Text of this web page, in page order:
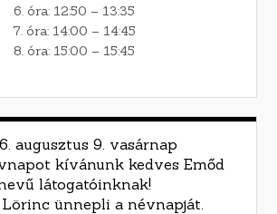
6. óra: 12:50 – 13:35
7. óra: 14:00 – 14:45
8. óra: 15:00 – 15:45
augusztus 9. vasárnap
kívánunk kedves Emőd
látogatóinknak!
ünnepli a névnapját.